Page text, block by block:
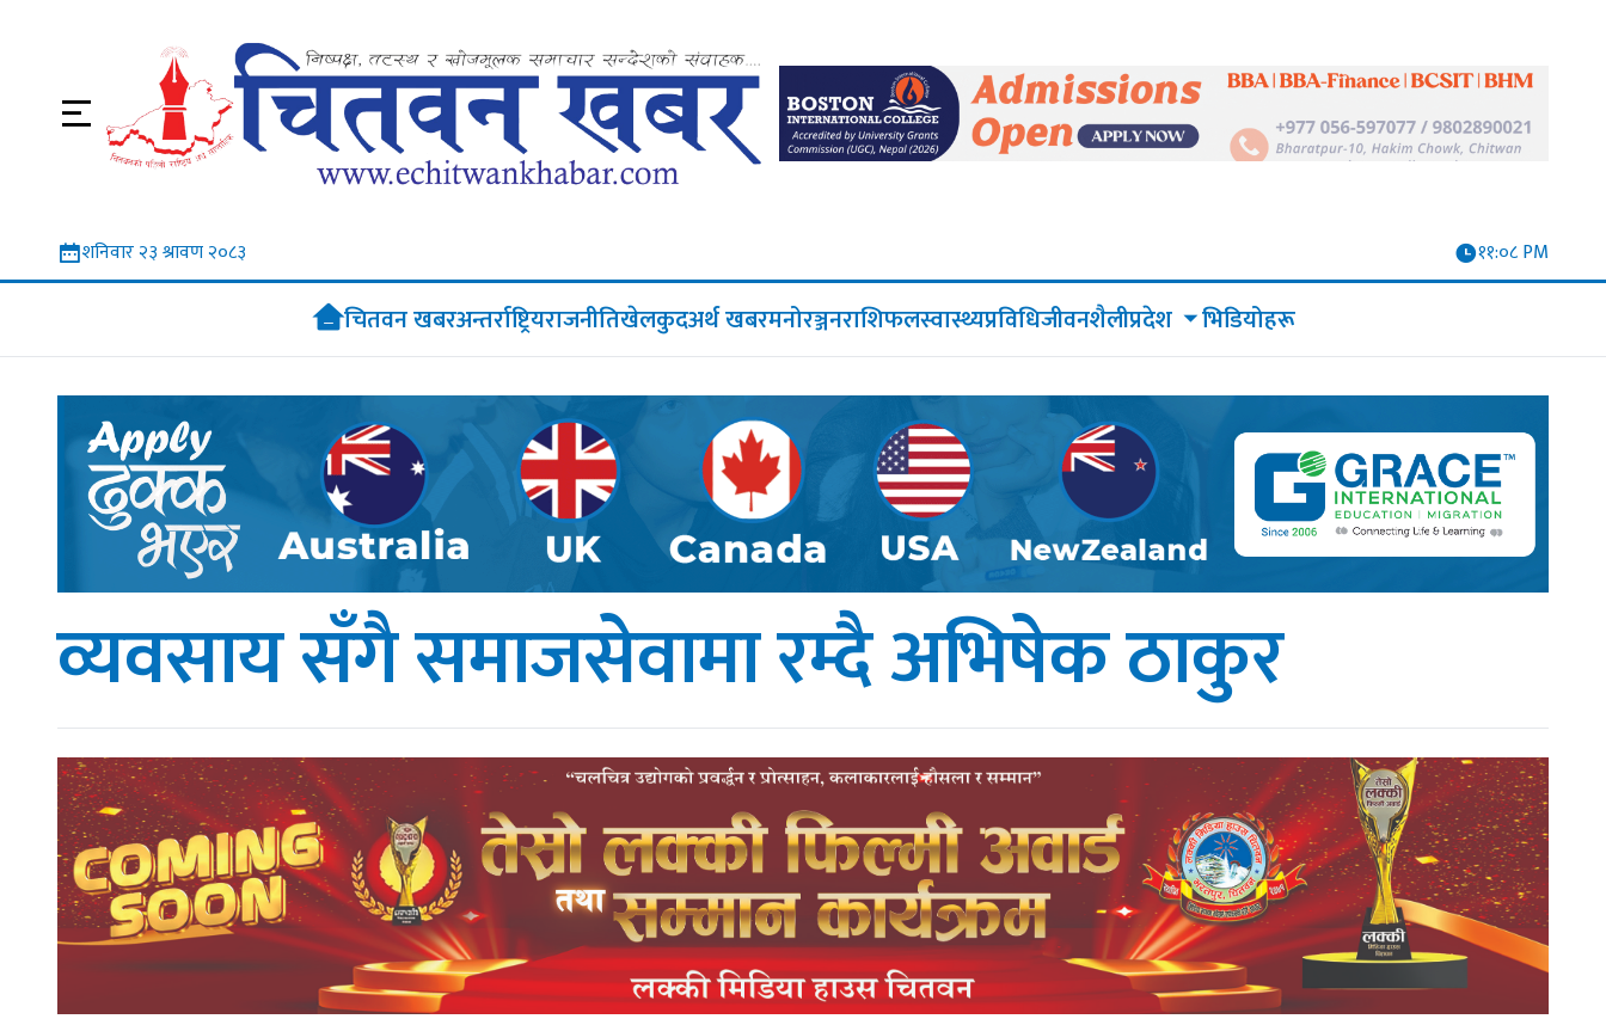
शनिवार २३ श्रावण २०८३ ११:०८ PM
चितवन खबरअन्तर्राष्ट्रियराजनीतिखेलकुदअर्थ खबरमनोरञ्जनराशिफलस्वास्थ्यप्रविधिजीवनशैलीप्रदेश भिडियोहरू
व्यवसाय सँगै समाजसेवामा रम्दै अभिषेक ठाकुर